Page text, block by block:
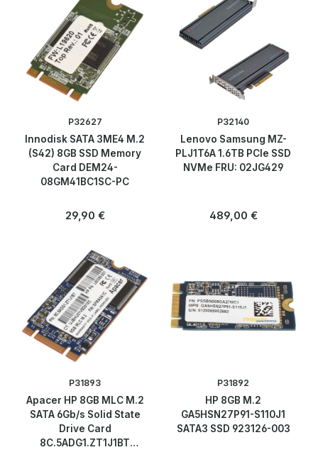
Kontakt
P32627
Innodisk SATA 3ME4 M.2
(S42) 8GB SSD Memory
Card DEM24-
08GM41BC1SC-PC
Regulärer Preis:
29,90 €
P32140
Lenovo Samsung MZ-
PLJ1T6A 1.6TB PCIe SSD
NVMe FRU: 02JG429
Regulärer Preis:
489,00 €
P31893
Apacer HP 8GB MLC M.2
SATA 6Gb/s Solid State
Drive Card
8C.5ADG1.ZT1J1BT
P31892
HP 8GB M.2
GA5HSN27P91-S110J1
SATA3 SSD 923126-003